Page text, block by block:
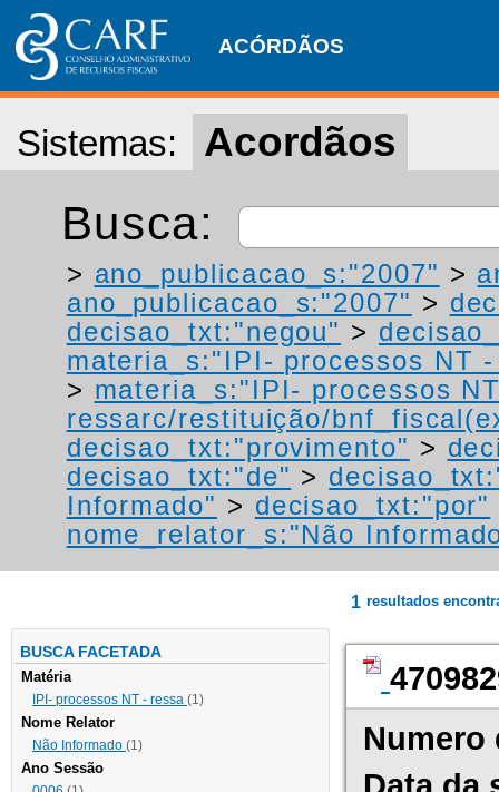
ACÓRDÃOS
Sistemas: Acordãos
Busca:
> ano_publicacao_s:"2007" >
ano_publicacao_s:"2007" >
decisao_txt:"negou" >
materia_s:"IPI- processos NT
> materia_s:"IPI- processos
ressarc/restituição/
decisao_txt:"provimento" >
decisao_txt:"de" >
Informado" > decisao_txt:"por"
nome_relator_s:"Não
BUSCA FACETADA
Matéria
IPI- processos NT - ressa (1)
Nome Relator
Não Informado (1)
Ano Sessão
1 resultados
Numero